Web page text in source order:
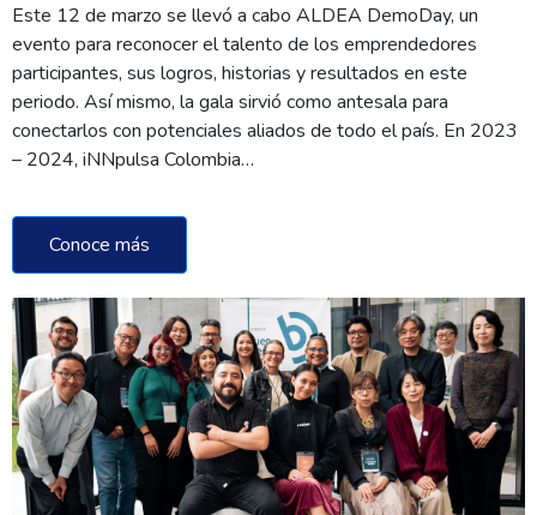
Este 12 de marzo se llevó a cabo ALDEA DemoDay, un
evento para reconocer el talento de los emprendedores
participantes, sus logros, historias y resultados en este
periodo. Así mismo, la gala sirvió como antesala para
conectarlos con potenciales aliados de todo el país. En 2023
– 2024, iNNpulsa Colombia…
Conoce más